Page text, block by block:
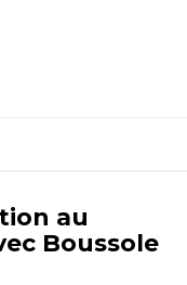
au
Boussole